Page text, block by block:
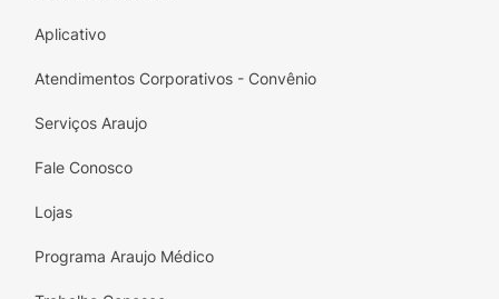
até 230°C com segurança.
Pacote Econômico:
micro-ondas e geladeira.
Aplicativo
Atendimentos Corporativos - Convênio
Serviços Araujo
Fale Conosco
Lojas
Programa Araujo Médico